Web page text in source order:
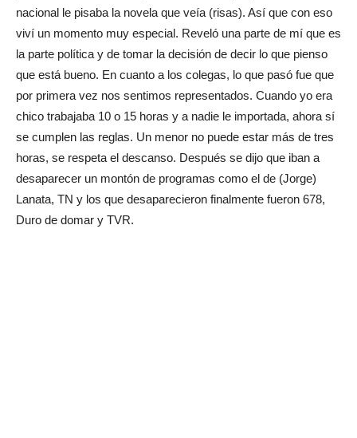
nacional le pisaba la novela que veía (risas). Así que con eso
viví un momento muy especial. Reveló una parte de mí que es
la parte política y de tomar la decisión de decir lo que pienso
que está bueno. En cuanto a los colegas, lo que pasó fue que
por primera vez nos sentimos representados. Cuando yo era
chico trabajaba 10 o 15 horas y a nadie le importada, ahora sí
se cumplen las reglas. Un menor no puede estar más de tres
horas, se respeta el descanso. Después se dijo que iban a
desaparecer un montón de programas como el de (Jorge)
Lanata, TN y los que desaparecieron finalmente fueron 678,
Duro de domar y TVR.